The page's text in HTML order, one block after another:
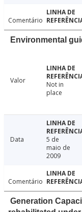
Comentário
Environmental
Valor
Not in
place
Data
5 de
maio de
2009
Comentário
Generation